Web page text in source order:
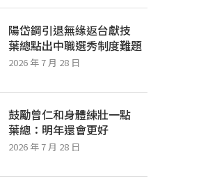
陽岱鋼引退無緣返台獻技
葉總點出中職選秀制度難題
2026 年 7 月 28 日
鼓勵曾仁和身體練壯一點
葉總：明年還會更好
2026 年 7 月 28 日